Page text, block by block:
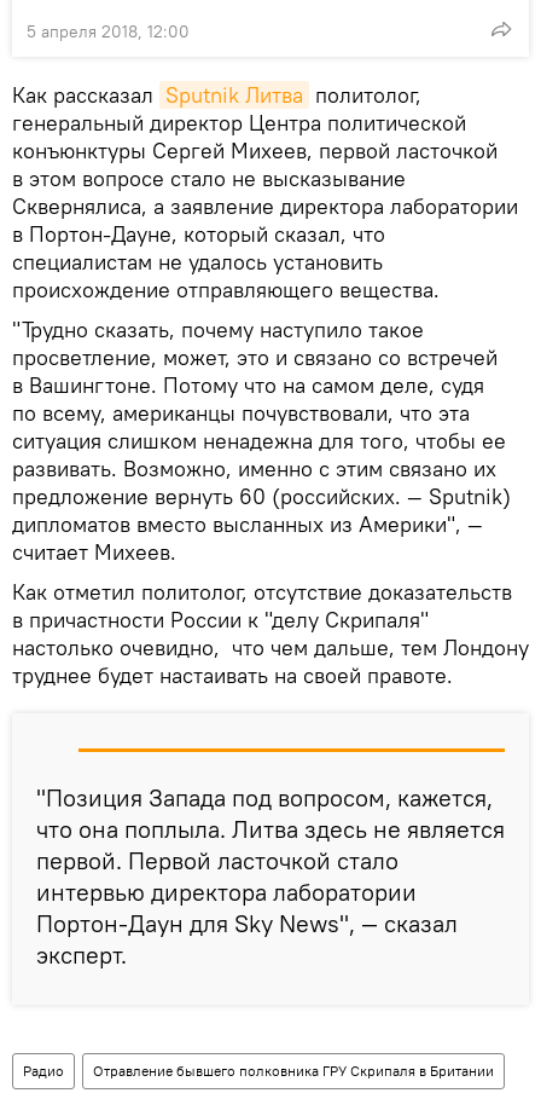
5 апреля 2018, 12:00
Как рассказал Sputnik Литва политолог,
генеральный директор Центра политической
конъюнктуры Сергей Михеев, первой ласточкой
в этом вопросе стало не высказывание
Сквернялиса, а заявление директора лаборатории
в Портон-Дауне, который сказал, что
специалистам не удалось установить
происхождение отправляющего вещества.
"Трудно сказать, почему наступило такое
просветление, может, это и связано со встречей
в Вашингтоне. Потому что на самом деле, судя
по всему, американцы почувствовали, что эта
ситуация слишком ненадежна для того, чтобы ее
развивать. Возможно, именно с этим связано их
предложение вернуть 60 (российских. — Sputnik)
дипломатов вместо высланных из Америки", —
считает Михеев.
Как отметил политолог, отсутствие доказательств
в причастности России к "делу Скрипаля"
настолько очевидно, что чем дальше, тем Лондону
труднее будет настаивать на своей правоте.
"Позиция Запада под вопросом, кажется,
что она поплыла. Литва здесь не является
первой. Первой ласточкой стало
интервью директора лаборатории
Портон-Даун для Sky News", — сказал
эксперт.
Радио Отравление бывшего полковника ГРУ Скрипаля в Британии